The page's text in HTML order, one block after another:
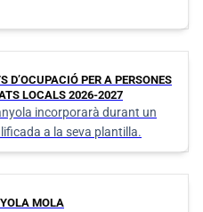
D’OCUPACIÓ PER A PERSONES
LOCALS 2026-2027
incorporarà durant un
a la seva plantilla.
MOLA